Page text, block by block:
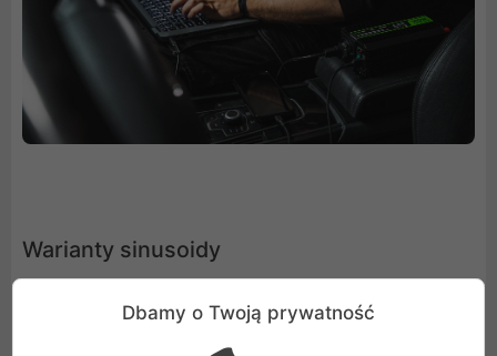
Warianty sinusoidy
W zależności od tego, jakie urządzenia będą zasilane
przetwornicą, można wybrać wariant z sinuisoidą czystą
Dbamy o Twoją prywatność